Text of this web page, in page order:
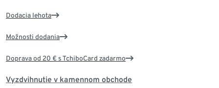
Dodacia lehota
Možnosti dodania
Doprava od 20 € s TchiboCard zadarmo
Vyzdvihnutie v kamennom obchode